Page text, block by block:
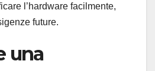
l’hardware facilmente,
future.
una